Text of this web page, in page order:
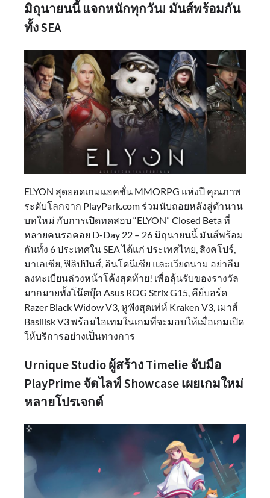
มิถุนายนนี้ แจกหนักทุกวัน! มันส์พร้อมกัน
ทั้ง SEA
ELYON สุดยอดเกมแอคชั่น MMORPG แห่งปี คุณภาพ
ระดับโลกจาก PlayPark.com ร่วมนับถอยหลังสู่ตำนาน
บทใหม่ กับการเปิดทดสอบ “ELYON” Closed Beta ที่
หลายคนรอคอย D-Day 22 – 26 มิถุนายนนี้ มันส์พร้อม
กันทั้ง 6 ประเทศใน SEA ได้แก่ ประเทศไทย, สิงคโปร์,
มาเลเซีย, ฟิลิปปินส์, อินโดนีเซีย และเวียดนาม อย่าลืม
ลงทะเบียนล่วงหน้าโค้งสุดท้าย! เพื่อลุ้นรับของรางวัล
มากมายทั้งโน๊ตบุ๊ค Asus ROG Strix G15, คีย์บอร์ด
Razer Black Widow V3, หูฟังสุดเท่ห์ Kraken V3, เมาส์
Basilisk V3 พร้อมไอเทมในเกมที่จะมอบให้เมื่อเกมเปิด
ให้บริการอย่างเป็นทางการ
Urnique Studio ผู้สร้าง Timelie จับมือ
PlayPrime จัดไลฟ์ Showcase เผยเกมใหม่
หลายโปรเจกต์